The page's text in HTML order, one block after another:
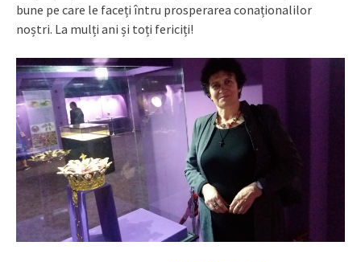
bune pe care le faceți întru prosperarea conaționalilor
noștri. La mulți ani și toți fericiți!